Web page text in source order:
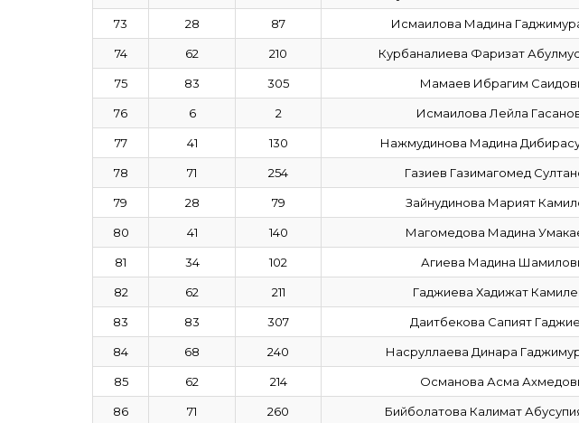
73 28 87 Исмаилова Мадина
74 62 210 Курбаналиева Фаризат
75 83 305 Мамаев Ибрагим
76 6 2 Исмаилова Лейла
77 41 130 Нажмудинова Мадина
78 71 254 Газиев Газимагомед
79 28 79 Зайнудинова Марият
80 41 140 Магомедова Мадина
81 34 102 Агиева Мадина
82 62 211 Гаджиева Хадижат
83 83 307 Даитбекова Сапият
84 68 240 Насруллаева Динара
85 62 214 Османова Асма
86 71 260 Бийболатова Калимат